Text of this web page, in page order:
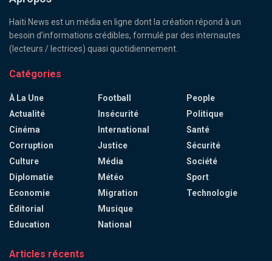
Haiti News est un média en ligne dont la création répond à un
besoin d’informations crédibles, formulé par des internautes
(lecteurs / lectrices) quasi quotidiennement.
Catégories
À La Une
Actualité
Cinéma
Corruption
Culture
Diplomatie
Economie
Éditorial
Education
Football
Insécurité
International
Justice
Média
Météo
Migration
Musique
National
People
Politique
Santé
Sécurité
Société
Sport
Technologie
Articles récents